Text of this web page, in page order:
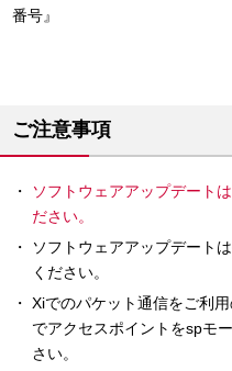
番号』
ご注意事項
ソフトウェアアップデート
ださい。
ソフトウェアアップデート
ください。
Xiでのパケット通信をご利
でアクセスポイントをspモ
さい。